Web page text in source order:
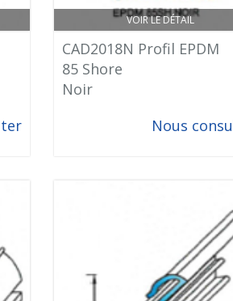
VOIR LE DÉTAIL
CAD2018N Profil EPDM
85 Shore
Noir
Nous